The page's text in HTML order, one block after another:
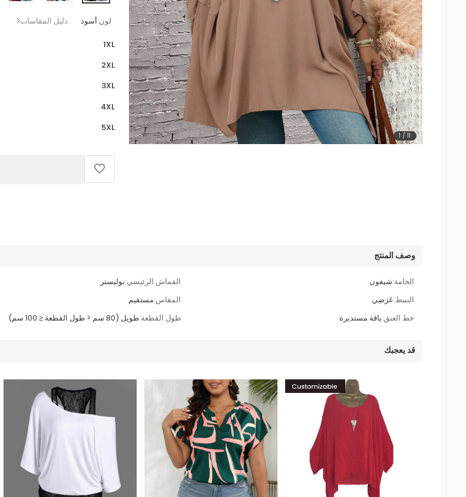
1 /11
لون:أسود دليل المقاسات
1XL
2XL
3XL
4XL
5XL
وصف المنتج
الخامة:شيفون القماش الرئيسي:بوليستر
النمط:عَرَضِي المقاس:مستقيم
خط العنق:ياقة مستديرة طول القطعة:طويل (80 سم < طول القطعة ≤ 100 سم)
قد يعجبك